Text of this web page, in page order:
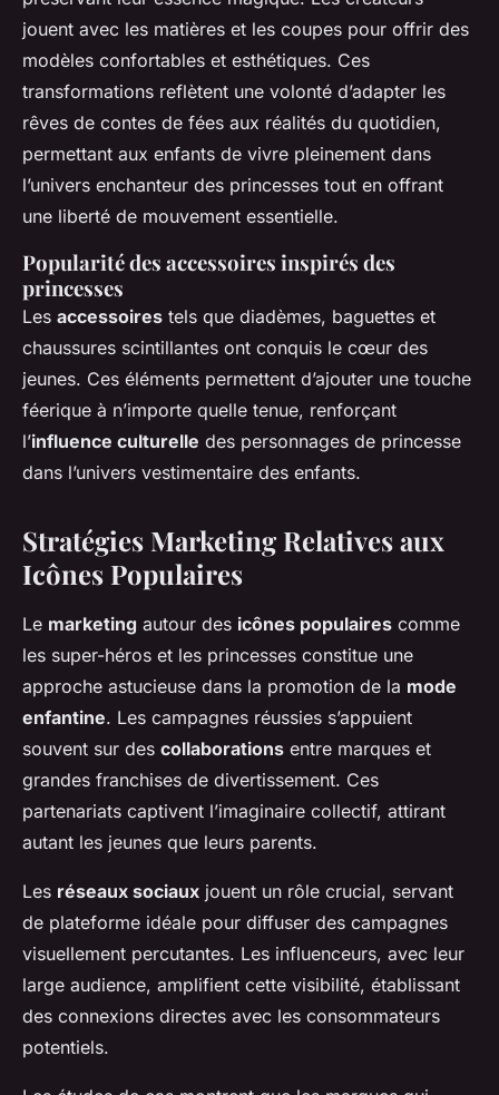
jouent avec les matières et les coupes pour offrir des
modèles confortables et esthétiques. Ces
transformations reflètent une volonté d’adapter les
rêves de contes de fées aux réalités du quotidien,
permettant aux enfants de vivre pleinement dans
l’univers enchanteur des princesses tout en offrant
une liberté de mouvement essentielle.
Popularité des accessoires inspirés des
princesses
Les accessoires tels que diadèmes, baguettes et
chaussures scintillantes ont conquis le cœur des
jeunes. Ces éléments permettent d’ajouter une touche
féerique à n’importe quelle tenue, renforçant
l’influence culturelle des personnages de princesse
dans l’univers vestimentaire des enfants.
Stratégies Marketing Relatives aux
Icônes Populaires
Le marketing autour des icônes populaires comme
les super-héros et les princesses constitue une
approche astucieuse dans la promotion de la mode
enfantine. Les campagnes réussies s’appuient
souvent sur des collaborations entre marques et
grandes franchises de divertissement. Ces
partenariats captivent l’imaginaire collectif, attirant
autant les jeunes que leurs parents.
Les réseaux sociaux jouent un rôle crucial, servant
de plateforme idéale pour diffuser des campagnes
visuellement percutantes. Les influenceurs, avec leur
large audience, amplifient cette visibilité, établissant
des connexions directes avec les consommateurs
potentiels.